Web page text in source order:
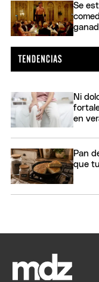
Se
Ni
en
Pan
que